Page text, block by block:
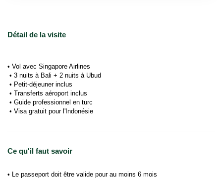
Détail de la visite
• Vol avec Singapore Airlines
• 3 nuits à Bali + 2 nuits à Ubud
• Petit-déjeuner inclus
• Transferts aéroport inclus
• Guide professionnel en turc
• Visa gratuit pour l'Indonésie
Ce qu'il faut savoir
• Le passeport doit être valide pour au moins 6 mois